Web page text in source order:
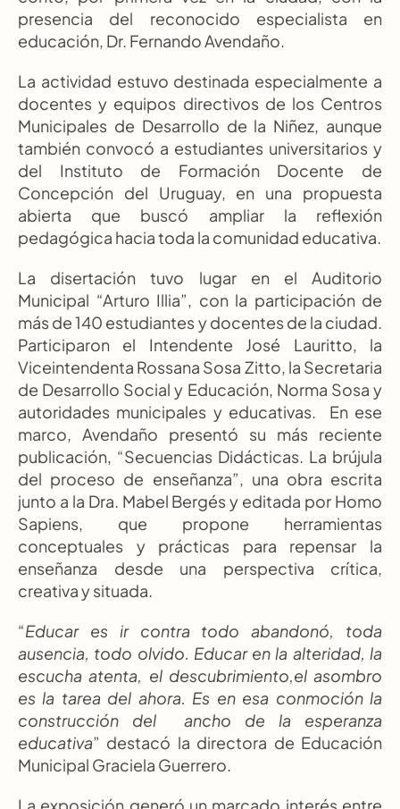
presencia del reconocido especialista en
educación, Dr. Fernando Avendaño.
La actividad estuvo destinada especialmente a
docentes y equipos directivos de los Centros
Municipales de Desarrollo de la Niñez, aunque
también convocó a estudiantes universitarios y
del Instituto de Formación Docente de
Concepción del Uruguay, en una propuesta
abierta que buscó ampliar la reflexión
pedagógica hacia toda la comunidad educativa.
La disertación tuvo lugar en el Auditorio
Municipal “Arturo Illia”, con la participación de
más de 140 estudiantes y docentes de la ciudad.
Participaron el Intendente José Lauritto, la
Viceintendenta Rossana Sosa Zitto, la Secretaria
de Desarrollo Social y Educación, Norma Sosa y
autoridades municipales y educativas.  En ese
marco, Avendaño presentó su más reciente
publicación, “Secuencias Didácticas. La brújula
del proceso de enseñanza”, una obra escrita
junto a la Dra. Mabel Bergés y editada por Homo
Sapiens, que propone herramientas
conceptuales y prácticas para repensar la
enseñanza desde una perspectiva crítica,
creativa y situada.
“Educar es ir contra todo abandonó, toda
ausencia, todo olvido. Educar en la alteridad, la
escucha atenta, el descubrimiento,el asombro
es la tarea del ahora. Es en esa conmoción la
construcción del  ancho de la esperanza
educativa” destacó la directora de Educación
Municipal Graciela Guerrero.